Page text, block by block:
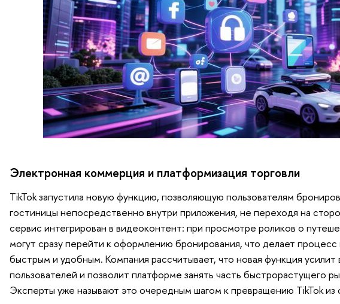
Электронная коммерция и платформизация торговли
TikTok запустила новую функцию, позволяющую пользователям
гостиницы непосредственно внутри приложения, не переходя на
сервис интегрирован в видеоконтент: при просмотре роликов о
могут сразу перейти к оформлению бронирования, что делает процесс
быстрым и удобным. Компания рассчитывает, что новая функция усилит
пользователей и позволит платформе занять часть быстрорастущего
Эксперты уже называют это очередным шагом к превращению TikTok из